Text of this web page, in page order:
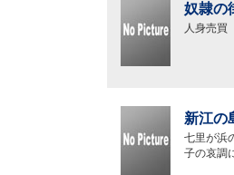
奴隷の
人身売買
新江の
七里が浜
子の哀調